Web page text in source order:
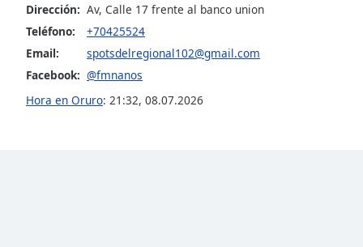
selected
Subtitles
subtitles
settings,
Dirección: Av, Calle 17 frente al banco union
Teléfono:
+70425524
Email:
spotsdelregional102@gmail.com
Facebook: @fmnanos
Hora en Oruro: 21:32, 08.07.2026